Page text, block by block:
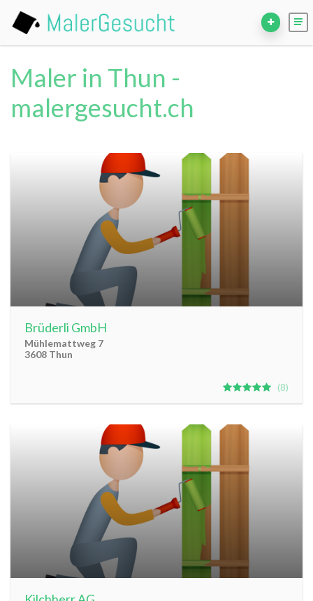
Maler in Thun -
malergesucht.ch
Brüderli GmbH
Mühlemattweg 7
3608 Thun
8